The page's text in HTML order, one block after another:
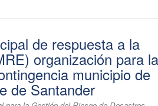
de respuesta a la
organización para la
municipio de
de Santander